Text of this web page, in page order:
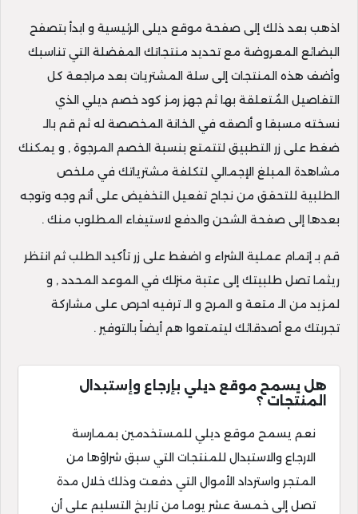
اذهب بعد ذلك إلى صفحة موقع ديلى الرئيسية و ابدأ بتصفح
البضائع المعروضة مع تحديد منتجاتك المفضلة التي تناسبك
وأضف هذه المنتجات إلى سلة المشتريات بعد مراجعة كل
التفاصيل المُتعلقة بها ثم جهز رمز كود خصم ديلي الذي
نسخته مسبقا و ألصقه في الخانة المخصصة له ثم قم بالـ
ضغط على زر التطبيق لتتمتع بنسبة الخصم المرجوة , و يمكنك
مشاهدة المبلغ الإجمالي لتكلفة مشترياتك في ملخص
الطلبية للتحقق من نجاح تفعيل التخفيض على أتم وجه وتوجه
بعدها إلى صفحة الشحن والدفع لاستيفاء المطلوب منك .
قم بـ إتمام عملية الشراء و اضغط على زر تأكيد الطلب ثم انتظر
ريثما تصل طلبيتك إلى عتبة منزلك في الموعد المحدد , و
لمزيد من الـ متعة و المرح و الـ ترفيه احرص على مشاركة
تجربتك مع أصدقائك ليتمتعوا هم أيضاً بالتوفير .
هل يسمح موقع ديلي بإرجاع وإستبدال
المنتجات ؟
نعم يسمح موقع ديلي للمستخدمين بممارسة
الارجاع والاستبدال للمنتجات التي سبق شراؤها من
المتجر واسترداد الأموال التي دفعت وذلك خلال مدة
تصل إلى خمسة عشر يوما من تاريخ التسليم على أن